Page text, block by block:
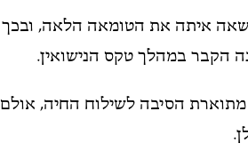
איתה את הטומאה הלאה, ובכך
הקבר במהלך טקס הנישואין.
הסיבה לשילוח החיה, אולם